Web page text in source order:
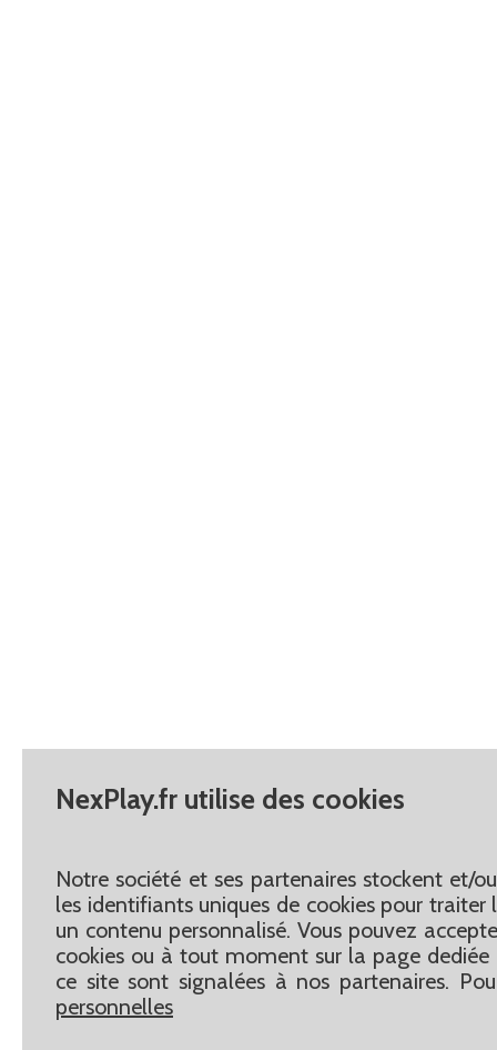
NexPlay.fr utilise des cookies
Notre société et ses partenaires stockent et/
les identifiants uniques de cookies pour
un contenu personnalisé. Vous pouvez
cookies ou à tout moment sur la page dediée
ce site sont signalées à nos partenaires.
personnelles